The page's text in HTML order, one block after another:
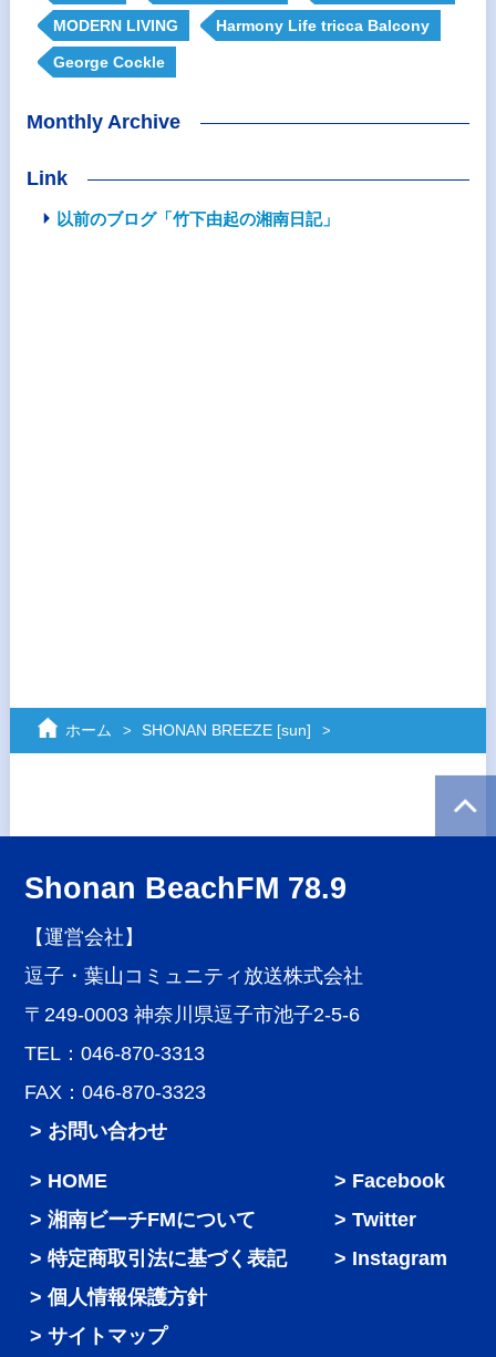
MODERN LIVING Harmony Life tricca Balcony
George Cockle
Monthly Archive
Link
以前のブログ「竹下由起の湘南日記」
ホーム SHONAN BREEZE [sun]
Shonan BeachFM 78.9
【運営会社】
逗子・葉山コミュニティ放送株式会社
〒249-0003 神奈川県逗子市池子2-5-6
TEL：046-870-3313
FAX：046-870-3323
> お問い合わせ
HOME
湘南ビーチFMについて
特定商取引法に基づく表記
個人情報保護方針
サイトマップ
Facebook
Twitter
Instagram